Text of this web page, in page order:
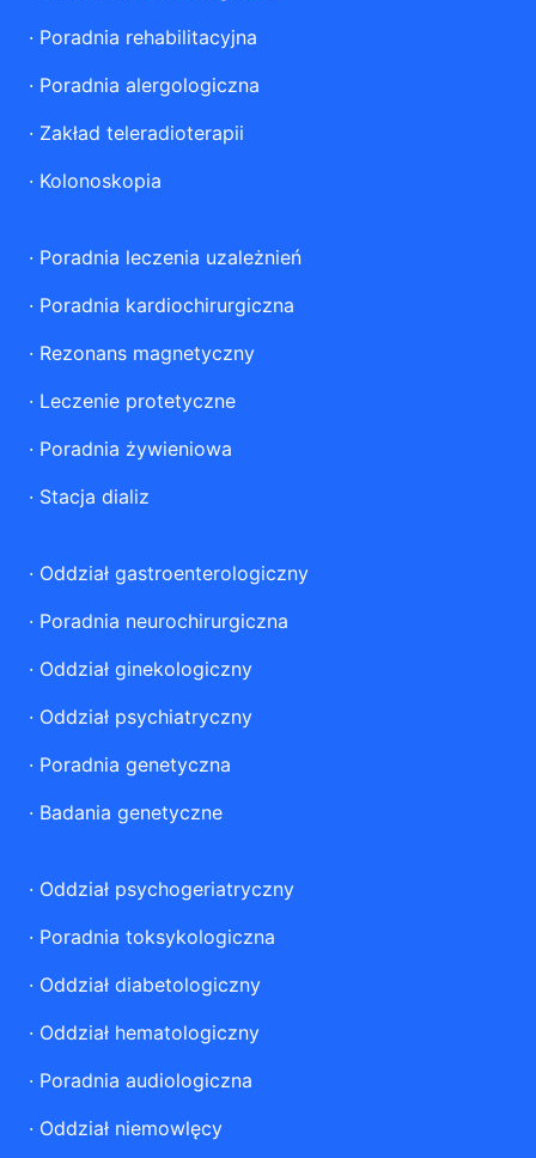
· Poradnia rehabilitacyjna
· Poradnia alergologiczna
· Zakład teleradioterapii
· Kolonoskopia
· Poradnia leczenia uzależnień
· Poradnia kardiochirurgiczna
· Rezonans magnetyczny
· Leczenie protetyczne
· Poradnia żywieniowa
· Stacja dializ
· Oddział gastroenterologiczny
· Poradnia neurochirurgiczna
· Oddział ginekologiczny
· Oddział psychiatryczny
· Poradnia genetyczna
· Badania genetyczne
· Oddział psychogeriatryczny
· Poradnia toksykologiczna
· Oddział diabetologiczny
· Oddział hematologiczny
· Poradnia audiologiczna
· Oddział niemowlęcy